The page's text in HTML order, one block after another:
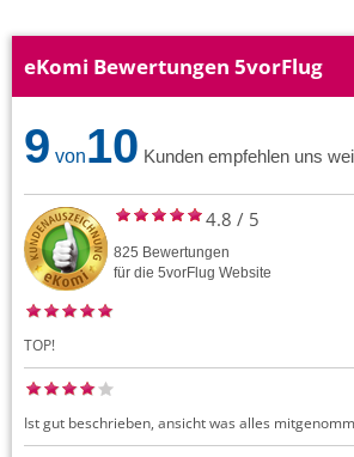
eKomi Bewertungen 5vorFlug
9 von10 Kunden empfehlen uns
4.8 / 5
825 Bewertungen
für die 5vorFlug Website
TOP!